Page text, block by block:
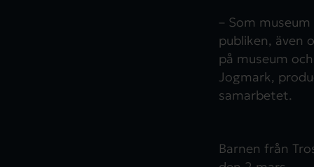
– Som
publiken, även
på museum
Jogmark,
samarbetet.
Barnen från